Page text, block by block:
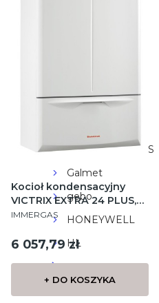
FERRO
FLAMCO MEIBES
Galmet
gebo
HONEYWELL
HL
IMMERGAS
Kocioł kondensacyjny
VICTRIX EXTRA 24 PLUS,
jednofunkcyjny, wiszący
PRODUCENT
IMMERGAS
Cena
6 057,79 zł
+ DO KOSZYKA